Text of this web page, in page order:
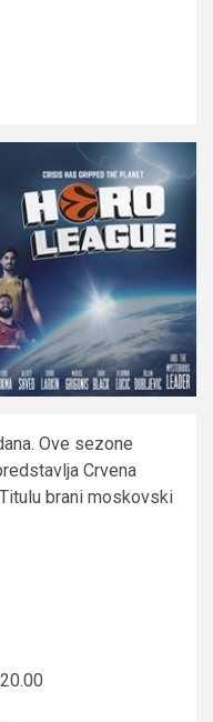
Ove sezone
Crvena
brani moskovski
20.00